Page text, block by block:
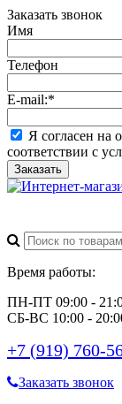
Заказать звонок
Имя
Телефон
E-mail:*
Я согласен на
соответствии с
Заказать
Время работы:
ПН-ПТ 09:00 -
СБ-ВС 10:00 -
+7 (919) 760-
Заказать звонок